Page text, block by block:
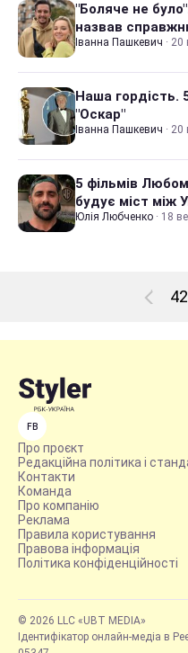
"Боляче не
назвав
Іванна Пашкевич · 20
Наша гордість.
"Оскар"
Іванна Пашкевич · 20
5 фільмів
будує міст між
Юлія Любченко · 18
FB
Про проєкт
Редакційна політика і
Контакти
Команда
Про компанію
Реклама
Правила користування
Правова інформація
Політика конфіденційності
© 2026 LLC «UBT MEDIA»
Ідентифікатор онлайн-медіа в